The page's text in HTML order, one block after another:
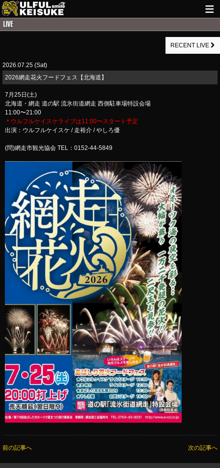
GUITAR WORKS
ITEM
MAIL
RECENT LIVE
2026.07.25 (Sat)
2026網走花火フードフェス【北海道】
7月25日(土)
北海道・網走 道の駅 流氷街道網走 西側駐車場特設会場
11:00〜21:00
＊ウルフルケイスケライブは11:00〜スタート予定
出演：ウルフルケイスケ / 走裕介 / やしろ優
(問)網走市観光協会 TEL：0152-44-5849
前の記事へ 次の記事へ